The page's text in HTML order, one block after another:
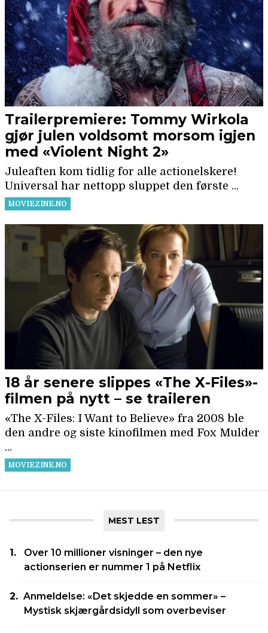
MEST LEST
Over 10 millioner visninger – den nye
actionserien er nummer 1 på Netflix
Anmeldelse: «Det skjedde en sommer» –
Mystisk skjærgårdsidyll som overbeviser